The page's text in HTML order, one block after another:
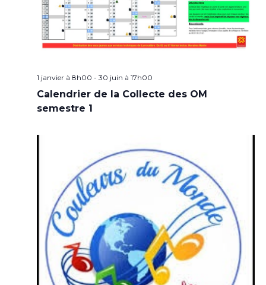
1 janvier à 8h00 - 30 juin à 17h00
Calendrier de la Collecte des OM
semestre 1